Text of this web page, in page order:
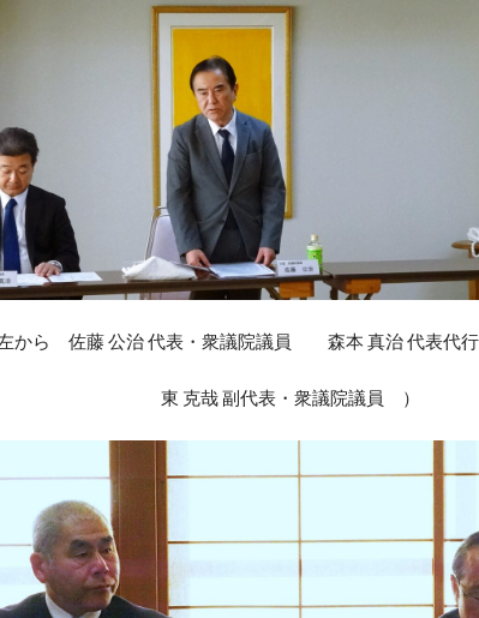
から 佐藤 公治 代表・衆議院議員 森本 真治 代表代行
東 克哉 副代表・衆議院議員 ）